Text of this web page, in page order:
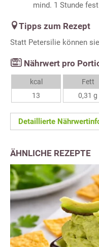
mind. 1 Stunde
Tipps zum Rezept
Statt Petersilie können
Nährwert pro
kcal
13
Fett
0,31 g
Detaillierte
ÄHNLICHE REZEPTE